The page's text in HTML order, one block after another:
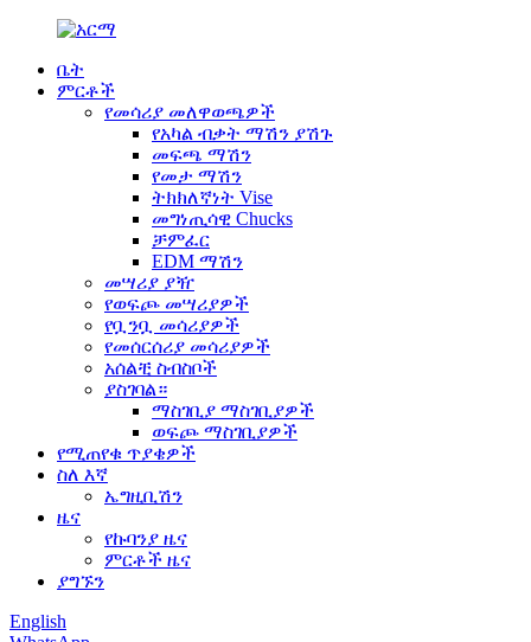
ቤት
ምርቶች
የመሳሪያ መለዋወጫዎች
የአካል ብቃት ማሽን ያሽጉ
መፍጫ ማሽን
የመታ ማሽን
ትክክለኛነት Vise
መግነጢሳዊ Chucks
ቻምፈር
EDM ማሽን
መሣሪያ ያዥ
የወፍጮ መሣሪያዎች
የቧንቧ መሳሪያዎች
የመሰርሰሪያ መሳሪያዎች
አሰልቺ ስብስቦች
ያስገባል።
ማስገቢያ ማስገቢያዎች
ወፍጮ ማስገቢያዎች
የሚጠየቁ ጥያቄዎች
ስለ እኛ
ኤግዚቢሽን
ዜና
የኩባንያ ዜና
ምርቶች ዜና
ያግኙን
English